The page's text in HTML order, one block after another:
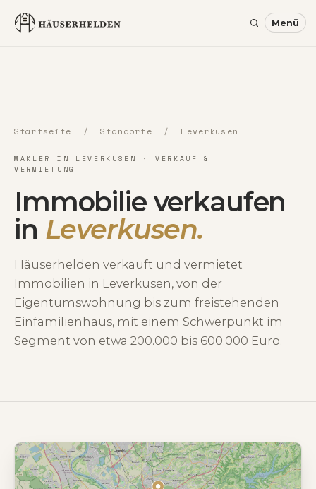
Startseite /Standorte / Leverkusen
MAKLER IN LEVERKUSEN · VERKAUF &
VERMIETUNG
Immobilie verkaufen
in Leverkusen.
Häuserhelden verkauft und vermietet
Immobilien in Leverkusen, von der
Eigentumswohnung bis zum freistehenden
Einfamilienhaus, mit einem Schwerpunkt im
Segment von etwa 200.000 bis 600.000 Euro.